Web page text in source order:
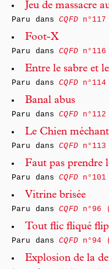
Jeu de massacre
Paru dansCQFDn°117
Foot-X
Paru dansCQFDn°116
Entre le sabre et
Paru dansCQFDn°114
Banal abus
Paru dansCQFDn°112
Le Chien
Paru dansCQFD
Faut pas prendre
Paru dansCQFD
Vitrine brisée
Paru dansCQFDn°96
Tout flic fliqué
Paru dansCQFDn°94
Explosion de la